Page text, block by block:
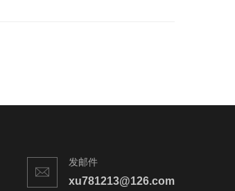
发邮件
xu781213@126.com